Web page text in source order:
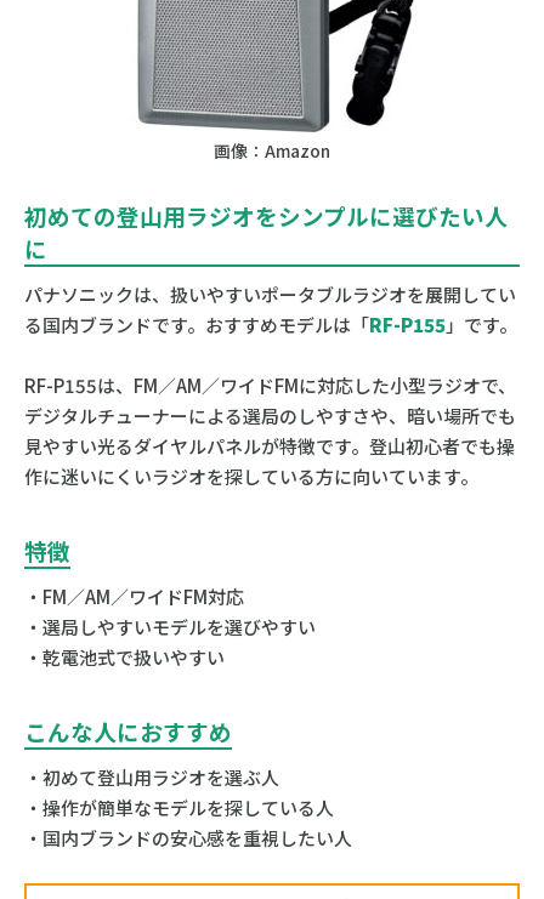
画像：Amazon
初めての登山用ラジオをシンプルに選びたい人
に
パナソニックは、扱いやすいポータブルラジオを展開してい
る国内ブランドです。おすすめモデルは「RF-P155」です。
RF-P155は、FM／AM／ワイドFMに対応した小型ラジオで、
デジタルチューナーによる選局のしやすさや、暗い場所でも
見やすい光るダイヤルパネルが特徴です。登山初心者でも操
作に迷いにくいラジオを探している方に向いています。
特徴
・FM／AM／ワイドFM対応
・選局しやすいモデルを選びやすい
・乾電池式で扱いやすい
こんな人におすすめ
・初めて登山用ラジオを選ぶ人
・操作が簡単なモデルを探している人
・国内ブランドの安心感を重視したい人